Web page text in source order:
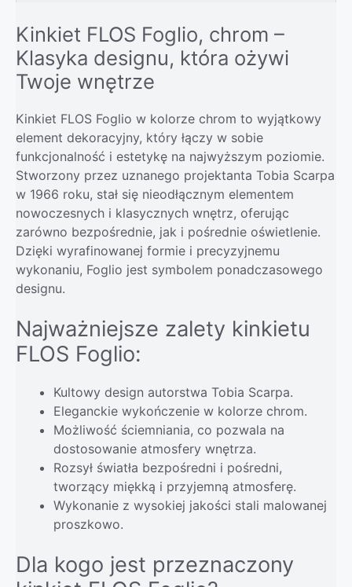
Kinkiet FLOS Foglio, chrom –
Klasyka designu, która ożywi
Twoje wnętrze
Kinkiet FLOS Foglio w kolorze chrom to wyjątkowy
element dekoracyjny, który łączy w sobie
funkcjonalność i estetykę na najwyższym poziomie.
Stworzony przez uznanego projektanta Tobia Scarpa
w 1966 roku, stał się nieodłącznym elementem
nowoczesnych i klasycznych wnętrz, oferując
zarówno bezpośrednie, jak i pośrednie oświetlenie.
Dzięki wyrafinowanej formie i precyzyjnemu
wykonaniu, Foglio jest symbolem ponadczasowego
designu.
Najważniejsze zalety kinkietu
FLOS Foglio:
Kultowy design autorstwa Tobia Scarpa.
Eleganckie wykończenie w kolorze chrom.
Możliwość ściemniania, co pozwala na
dostosowanie atmosfery wnętrza.
Rozsył światła bezpośredni i pośredni,
tworzący miękką i przyjemną atmosferę.
Wykonanie z wysokiej jakości stali malowanej
proszkowo.
Dla kogo jest przeznaczony